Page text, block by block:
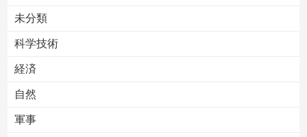
未分類
科学技術
経済
自然
軍事